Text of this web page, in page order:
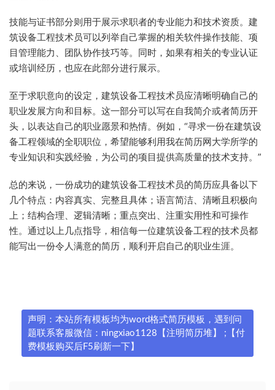
技能与证书部分则用于展示求职者的专业能力和技术资质。建
筑设备工程技术员可以列举自己掌握的相关软件操作技能、项
目管理能力、团队协作技巧等。同时，如果有相关的专业认证
或培训经历，也应在此部分进行展示。
至于求职意向的设定，建筑设备工程技术员应清晰明确自己的
职业发展方向和目标。这一部分可以写在自我简介或者简历开
头，以表达自己的职业愿景和热情。例如，“寻求一份在建筑设
备工程领域的全职职位，希望能够利用我在简历网大学所学的
专业知识和实践经验，为公司的项目提供高质量的技术支持。”
总的来说，一份成功的建筑设备工程技术员的简历应具备以下
几个特点：内容真实、完整且具体；语言简洁、清晰且积极向
上；结构合理、逻辑清晰；重点突出、注重实用性和可操作
性。通过以上几点指导，相信每一位建筑设备工程的技术员都
能写出一份令人满意的简历，顺利开启自己的职业生涯。
声明：本站所有模板均为word格式简历模板，遇到问
题联系客服微信：ningxiao1128【注明简历堆】 ;【付
费模板购买后F5刷新一下】